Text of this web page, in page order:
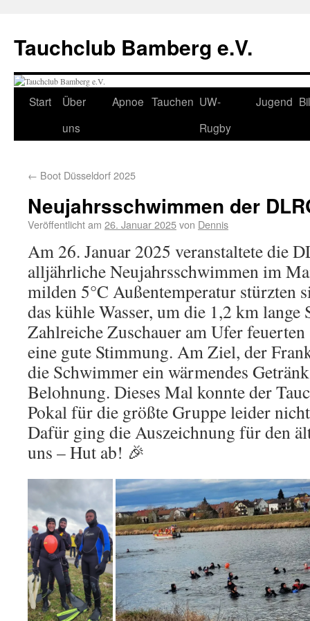
Tauchclub Bamberg e.V.
Start
Über
uns
Apnoe Tauchen UW-
Rugby
Jugend
← Boot Düsseldorf 2025
Neujahrsschwimmen der
Veröffentlicht am 26. Januar 2025von Dennis
Am 26. Januar 2025 veranstaltete die
alljährliche Neujahrsschwimmen im
milden 5°C Außentemperatur stürzten
das kühle Wasser, um die 1,2 km lange
Zahlreiche Zuschauer am Ufer
eine gute Stimmung. Am Ziel, der
die Schwimmer ein wärmendes
Belohnung. Dieses Mal konnte der
Pokal für die größte Gruppe leider
Dafür ging die Auszeichnung für den
uns – Hut ab! 🎉